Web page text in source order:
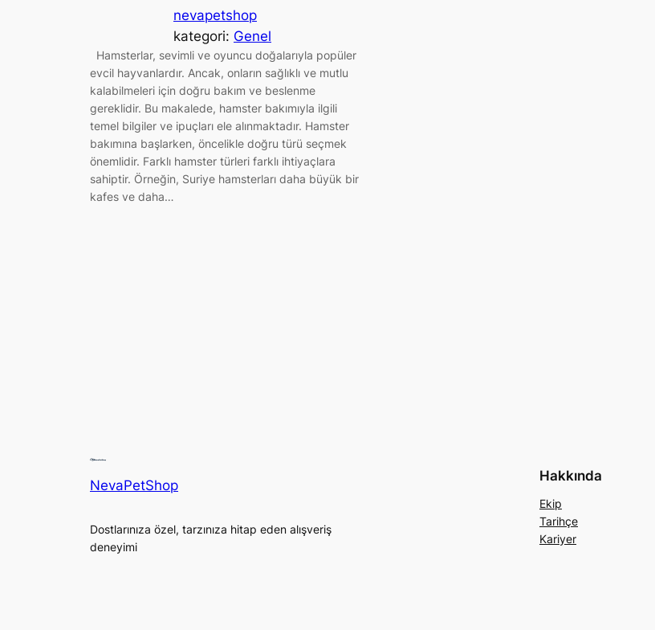
nevapetshop
kategori: Genel
Hamsterlar, sevimli ve oyuncu doğalarıyla popüler
evcil hayvanlardır. Ancak, onların sağlıklı ve mutlu
kalabilmeleri için doğru bakım ve beslenme
gereklidir. Bu makalede, hamster bakımıyla ilgili
temel bilgiler ve ipuçları ele alınmaktadır. Hamster
bakımına başlarken, öncelikle doğru türü seçmek
önemlidir. Farklı hamster türleri farklı ihtiyaçlara
sahiptir. Örneğin, Suriye hamsterları daha büyük bir
kafes ve daha…
NevaPetShop
Dostlarınıza özel, tarzınıza hitap eden alışveriş
deneyimi
Hakkında
Ekip
Tarihçe
Kariyer